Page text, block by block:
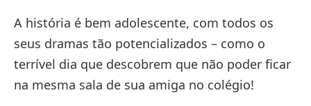
A história é bem adolescente, com todos os
seus dramas tão potencializados – como o
terrível dia que descobrem que não poder ficar
na mesma sala de sua amiga no colégio!